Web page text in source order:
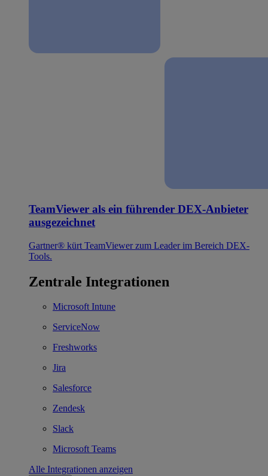
TeamViewer als ein führender DEX-Anbieter
ausgezeichnet
Gartner® kürt TeamViewer zum Leader im Bereich DEX-
Tools.
Zentrale Integrationen
Microsoft Intune
ServiceNow
Freshworks
Jira
Salesforce
Zendesk
Slack
Microsoft Teams
Alle Integrationen anzeigen